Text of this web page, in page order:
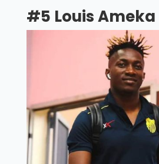
#5 Louis Ameka